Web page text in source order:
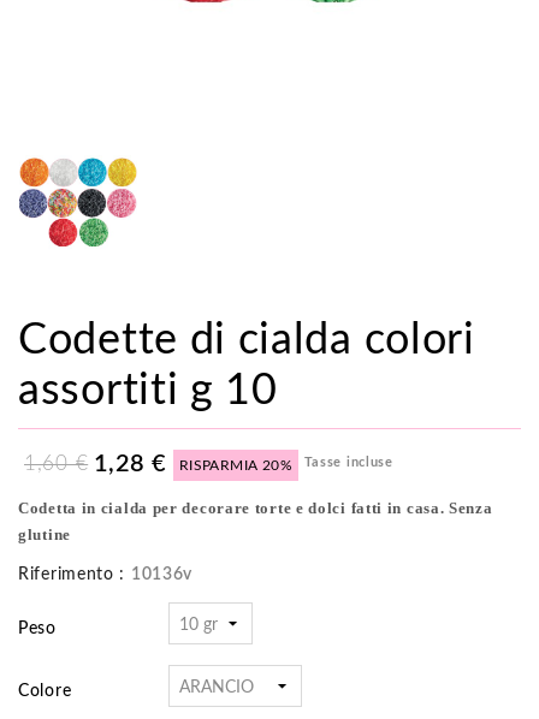
Codette di cialda colori
assortiti g 10
1,60 € 1,28 € RISPARMIA 20% Tasse incluse
Codetta in cialda per decorare torte edolci fatti in casa. Senza
glutine
Riferimento : 10136v
Peso
Colore